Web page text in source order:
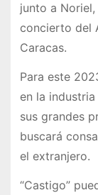
junto a
concierto del
Caracas.
Para este
en la
sus grandes
buscará
el extranjero.
“Castigo”